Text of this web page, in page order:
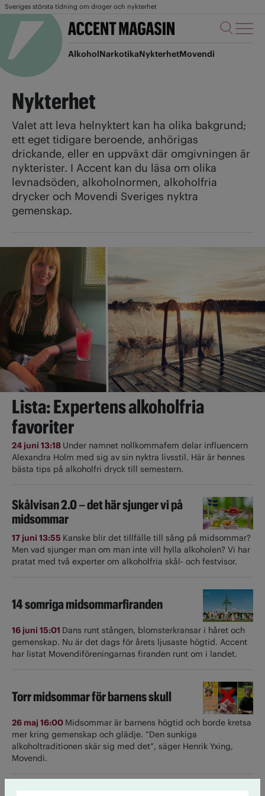
Sveriges största tidning om droger och nykterhet
AlkoholNarkotikaNykterhetMovendi
Nykterhet
Valet att leva helnyktert kan ha olika bakgrund;
ett eget tidigare beroende, anhörigas
drickande, eller en uppväxt där omgivningen är
nykterister. I Accent kan du läsa om olika
levnadsöden, alkoholnormen, alkoholfria
drycker och Movendi Sveriges nyktra
gemenskap.
Lista: Expertens alkoholfria
favoriter
24 juni 13:18 Under namnet nollkommafem delar influencern
Alexandra Holm med sig av sin nyktra livsstil. Här är hennes
bästa tips på alkoholfri dryck till semestern.
Skålvisan 2.0 – det här sjunger vi på
midsommar
17 juni 13:55 Kanske blir det tillfälle till sång på midsommar?
Men vad sjunger man om man inte vill hylla alkoholen? Vi har
pratat med två experter om alkoholfria skål- och festvisor.
14 somriga midsommarfiranden
16 juni 15:01 Dans runt stången, blomsterkransar i håret och
gemenskap. Nu är det dags för årets ljusaste högtid. Accent
har listat Movendiföreningarnas firanden runt om i landet.
Torr midsommar för barnens skull
26 maj 16:00 Midsommar är barnens högtid och borde kretsa
mer kring gemenskap och glädje. ”Den sunkiga
alkoholtraditionen skär sig med det”, säger Henrik Yxing,
Movendi.